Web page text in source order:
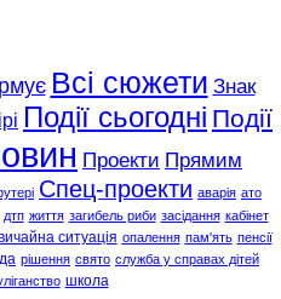
Всі сюжети Знак
Події сьогодні Події
Проекти Прямим
Спец-проекти аварія ато
дтп життя загибель риби засідання кабінет
ситуація опалення пам'ять пенсії
рішення свято служба у справах дітей
школа